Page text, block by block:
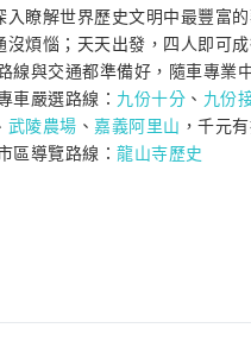
入瞭解世界歷史文明中最豐富
沒煩惱；天天出發，四人即可
線與交通都準備好，隨車專業
車嚴選路線： 九份十分 、 九份
武陵農場 、 嘉義阿里山 ，千元
區導覽路線： 龍山寺歷史